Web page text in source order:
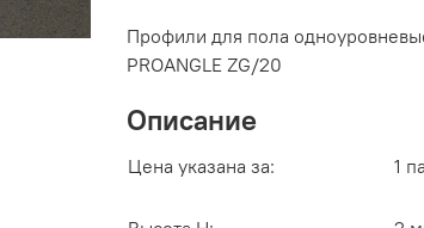
Профили для пола
PROANGLE ZG/20
Описание
Цена указана за: 1